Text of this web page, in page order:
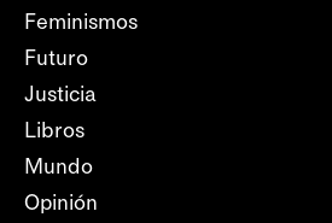
Feminismos
Futuro
Justicia
Libros
Mundo
Opinión